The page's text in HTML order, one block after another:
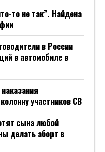
то не так”. Найдена
в России
в автомобиле в
участников СВ
сына любой
делать аборт в